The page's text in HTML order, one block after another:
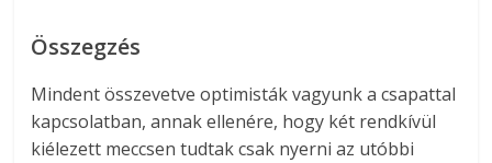
Összegzés
Mindent összevetve optimisták vagyunk a csapattal
kapcsolatban, annak ellenére, hogy két rendkívül
kiélezett meccsen tudtak csak nyerni az utóbbi